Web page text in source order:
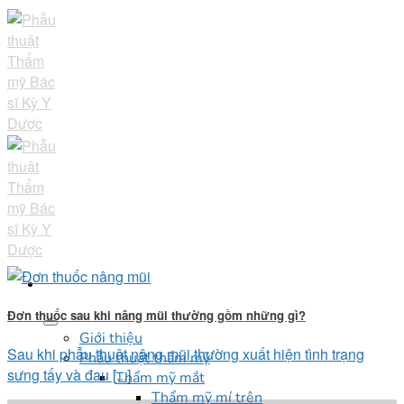
Skip
to
content
Giới thiệu
Phẫu thuật thẩm mỹ
Thẩm mỹ mắt
Thẩm mỹ mí trên
Đơn thuốc sau khi nâng mũi thường gồm những gì?
Sau khi phẫu thuật nâng mũi thường xuất hiện tình trạng
sưng tấy và đau [...]